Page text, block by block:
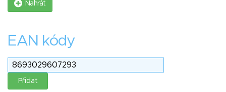
Nahrát
EAN kódy